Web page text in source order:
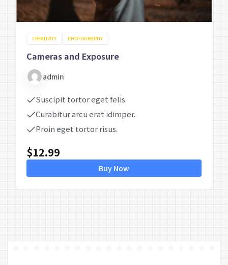
CREATIVITY PHOTOGRAPHY
Cameras and Exposure
admin
Suscipit tortor eget felis.
Curabitur arcu erat idimper.
Proin eget tortor risus.
$12.99
Buy Now